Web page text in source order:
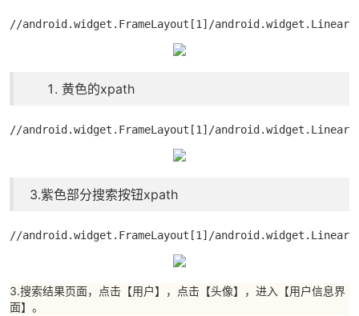
//android.widget.FrameLayout[1]/
黄色的xpath
//android.widget.FrameLayout[1]/
3.紫色部分搜索按钮xpath
//android.widget.FrameLayout[1]/
3.搜索结果页面，点击【用户】，点击【头像】，进入【用户信息界
面】。